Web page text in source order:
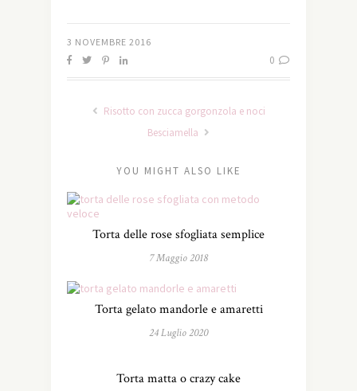
3 NOVEMBRE 2016
0
Risotto con zucca gorgonzola e noci
Besciamella
YOU MIGHT ALSO LIKE
Torta delle rose sfogliata semplice
7 Maggio 2018
Torta gelato mandorle e amaretti
24 Luglio 2020
Torta matta o crazy cake